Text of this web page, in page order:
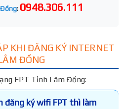
Đồng: 0948.306.111
KHI ĐĂNG KÝ INTERNET
ĐỒNG
FPT Tỉnh Lâm Đồng:
đăng ký wifi FPT thì làm